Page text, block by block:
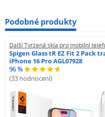
Podobné produkty
Další Tvrzená skla pro mobilní
Spigen Glass tR EZ Fit 2 Pack
iPhone 16 Pro AGL07928
96 %
(33 hodnocení)